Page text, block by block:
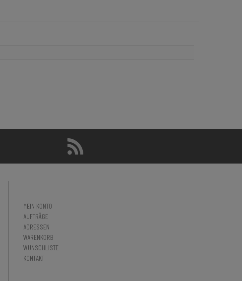
MEIN KONTO
AUFTRÄGE
ADRESSEN
WARENKORB
WUNSCHLISTE
KONTAKT